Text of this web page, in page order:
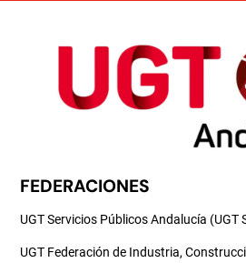
FEDERACIONES
UGT Servicios Públicos Andalucía (UGT
UGT Federación de Industria,